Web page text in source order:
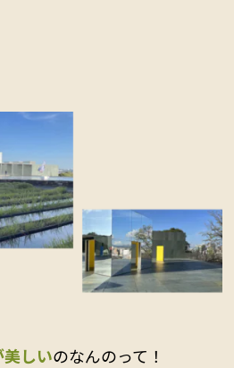
しいのなんのって！